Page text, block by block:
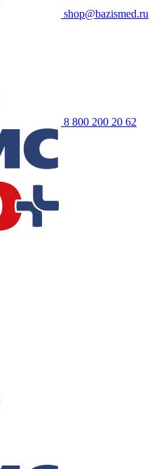
shop@bazismed.ru
8 800 200 20 62